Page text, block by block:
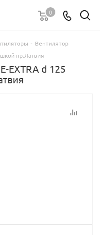
0
- Вентилятор
пр.Латвия
EXTRA d 125